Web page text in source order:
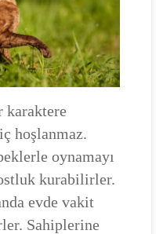
karaktere
hoşlanmaz.
oynamayı
kurabilirler.
evde vakit
Sahiplerine